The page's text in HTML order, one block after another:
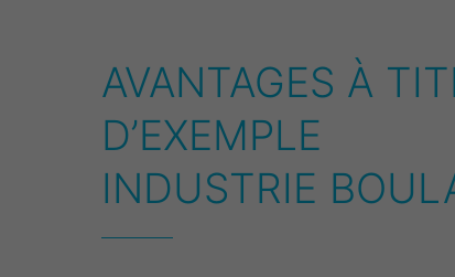
AVANTAGES À
D’EXEMPLE
INDUSTRIE